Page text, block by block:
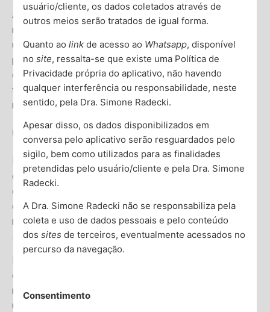
Além disso, os benefícios de consultar um psiquiatra são
muitos. Desde o diagnóstico preciso até a elaboração de
um plano de tratamento personalizado, a intervenção
psiquiátrica pode levar a melhorias significativas na
qualidade de vida. O tratamento pode incluir medicação,
terapia, ou uma combinação de ambos, adaptados às suas
necessidades específicas.
Quebrando o Estigma
Importante ressaltar, buscar ajuda psiquiátrica ainda é
cercado de estigma. No entanto, é essencial reconhecer
que cuidar da saúde mental é tão importante quanto cuidar
da saúde física. Encorajar conversas abertas sobre saúde
mental pode ajudar a quebrar barreiras e promover uma
sociedade mais compreensiva.
Por fim, decidir consultar um psiquiatra é um ato de
coragem. Reconhecer que você precisa de ajuda e tomar
medidas para buscar essa ajuda é o primeiro passo para
uma vida mais saudável e satisfatória. Se você está se
usuário/cliente, os dados coletados através de
outros meios serão tratados de igual forma.
Quanto aolink de acesso ao Whatsapp, disponível
nosite, ressalta-se que existe uma Política de
Privacidade própria do aplicativo, não havendo
qualquer interferência ou responsabilidade, neste
sentido, pela Dra. Simone Radecki.
Apesar disso, os dados disponibilizados em
conversa pelo aplicativo serão resguardados pelo
sigilo, bem como utilizados para as finalidades
pretendidas pelo usuário/cliente e pela Dra. Simone
Radecki.
A Dra. Simone Radecki não se responsabiliza pela
coleta e uso de dados pessoais e pelo conteúdo
dossitesde terceiros, eventualmente acessados no
percurso da navegação.
Consentimento